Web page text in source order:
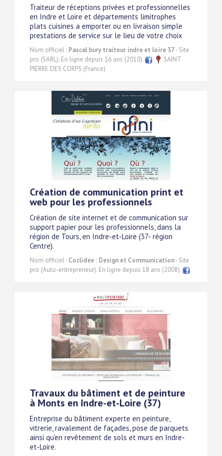
Traiteur de réceptions privées et professionnelles
en Indre et Loire et départements limitrophes
plats cuisines a emporter ou en livraison simple
prestations de service sur le lieu de votre choix
Nom officiel : Pascal bury traiteur indre et loire 37- Site
pro (SARL). En ligne depuis 16 ans (2010).
SAINT
PIERRE DES CORPS (France)
Création de communication print et
web pour les professionnels
Création de site internet et de communication sur
support papier pour les professionnels, dans la
région de Tours, en Indre-et-Loire (37- région
Centre).
Nom officiel : Coclidée : Design et Communication- Site
pro (Auto-entrepreneur). En ligne depuis 18 ans (2008).
Travaux du bâtiment et de peinture
à Monts en Indre-et-Loire (37)
Entreprise du bâtiment experte en peinture,
vitrerie, ravalement de façades, pose de parquets
ainsi qu'en revêtement de sols et murs en Indre-
et-Loire.